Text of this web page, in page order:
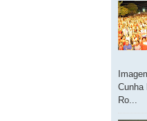
Cunha
Ro...